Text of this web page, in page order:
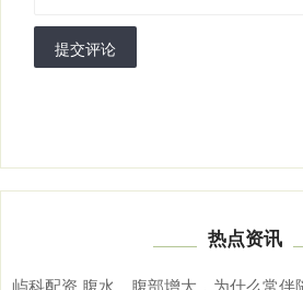
提交评论
热点资讯